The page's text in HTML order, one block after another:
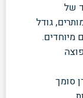
של
גודל
מיוחדים.
סומך